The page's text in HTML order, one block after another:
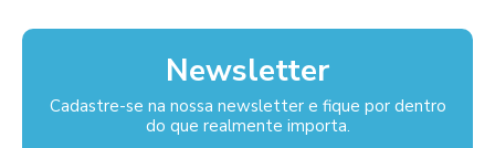
Newsletter
Cadastre-se na nossa newsletter e fique por dentro
do que realmente importa.